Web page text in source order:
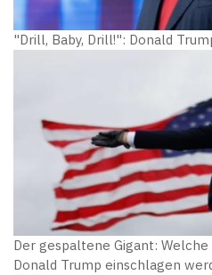
"Drill, Baby, Drill!": Donald
Der gespaltene Gigant:
Donald Trump einschlagen